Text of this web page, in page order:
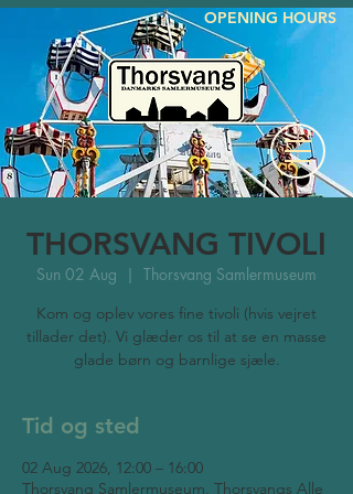
OPENING HOURS
THORSVANG TIVOLI
Sun 02 Aug
  |
Thorsvang Samlermuseum
Kom og oplev vores fine tivoli (hvis vejret
tillader det). Vi glæder os til at se en masse
glade børn og barnlige sjæle.
Tid og sted
02 Aug 2026, 12:00 – 16:00
Thorsvang Samlermuseum, Thorsvangs Alle